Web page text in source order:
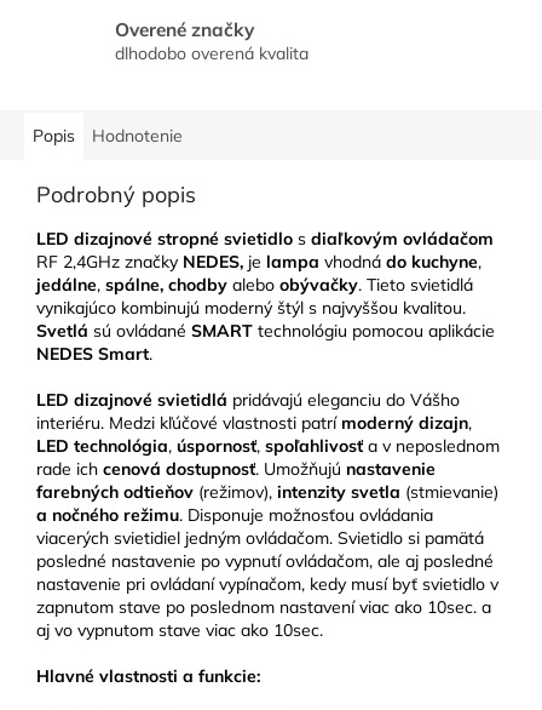
Overené značky
dlhodobo overená kvalita
Popis Hodnotenie
Podrobný popis
LED dizajnové stropné svietidlo s diaľkovým ovládačom
RF 2,4GHz značky NEDES, je lampa vhodná do kuchyne,
jedálne, spálne, chodby alebo obývačky. Tieto svietidlá
vynikajúco kombinujú moderný štýl s najvyššou kvalitou.
Svetlá sú ovládané SMART technológiu pomocou aplikácie
NEDES Smart.
LED dizajnové svietidlá pridávajú eleganciu do Vášho
interiéru. Medzi kľúčové vlastnosti patrímoderný dizajn,
LED technológia, úspornosť, spoľahlivosť a v neposlednom
rade ich cenová dostupnosť. Umožňujú nastavenie
farebných odtieňov (režimov), intenzity svetla (stmievanie)
a nočného režimu. Disponuje možnosťou ovládania
viacerých svietidiel jedným ovládačom. Svietidlo si pamätá
posledné nastavenie po vypnutí ovládačom, ale aj posledné
nastavenie pri ovládaní vypínačom, kedy musí byť svietidlo v
zapnutom stave po poslednom nastavení viac ako 10sec. a
aj vo vypnutom stave viac ako 10sec.
Hlavné vlastnosti a funkcie: